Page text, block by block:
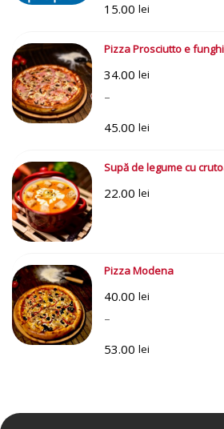
15.00 lei
de
prețuri:
10.00 lei
până
15.00 lei
Pizza Prosciutto e funghi
34.00 lei
–
45.00 lei
de
prețuri:
34.00 lei
până
45.00 lei
Supă de legume cu
22.00 lei
Pizza Modena
40.00 lei
–
53.00 lei
prețuri: